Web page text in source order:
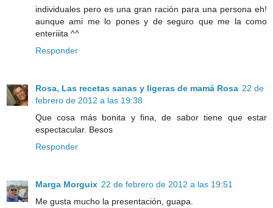
individuales pero es una gran ración para una persona eh!
aunque ami me lo pones y de seguro que me la como
enteriiita ^^
Responder
Rosa, Las recetas sanas y ligeras de mamá Rosa 22 de
febrero de 2012 a las 19:38
Que cosa más bonita y fina, de sabor tiene que estar
espectacular. Besos
Responder
Marga Morguix 22 de febrero de 2012 a las 19:51
Me gusta mucho la presentación, guapa.